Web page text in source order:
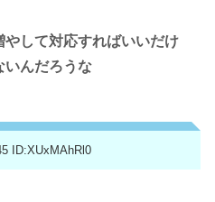
やして対応すればいいだけ
いんだろうな
ID:XUxMAhRl0